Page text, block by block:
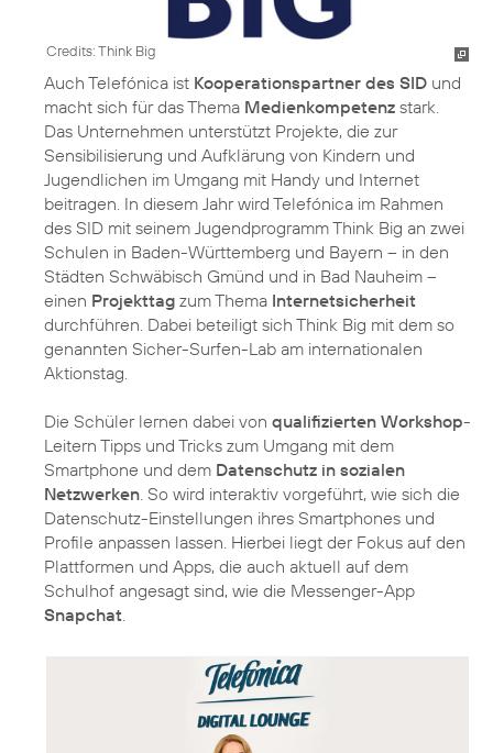
Credits: Think Big
Auch Telefónica ist Kooperationspartner des SID und
macht sich für das Thema Medienkompetenz stark.
Das Unternehmen unterstützt Projekte, die zur
Sensibilisierung und Aufklärung von Kindern und
Jugendlichen im Umgang mit Handy und Internet
beitragen. In diesem Jahr wird Telefónica im Rahmen
des SID mit seinem Jugendprogramm Think Big an zwei
Schulen in Baden-Württemberg und Bayern – in den
Städten Schwäbisch Gmünd und in Bad Nauheim –
einen Projekttag zum Thema Internetsicherheit
durchführen. Dabei beteiligt sich Think Big mit dem so
genannten Sicher-Surfen-Lab am internationalen
Aktionstag.
Die Schüler lernen dabei von qualifizierten Workshop-
Leitern Tipps und Tricks zum Umgang mit dem
Smartphone und dem Datenschutz in sozialen
Netzwerken. So wird interaktiv vorgeführt, wie sich die
Datenschutz-Einstellungen ihres Smartphones und
Profile anpassen lassen. Hierbei liegt der Fokus auf den
Plattformen und Apps, die auch aktuell auf dem
Schulhof angesagt sind, wie die Messenger-App
Snapchat.